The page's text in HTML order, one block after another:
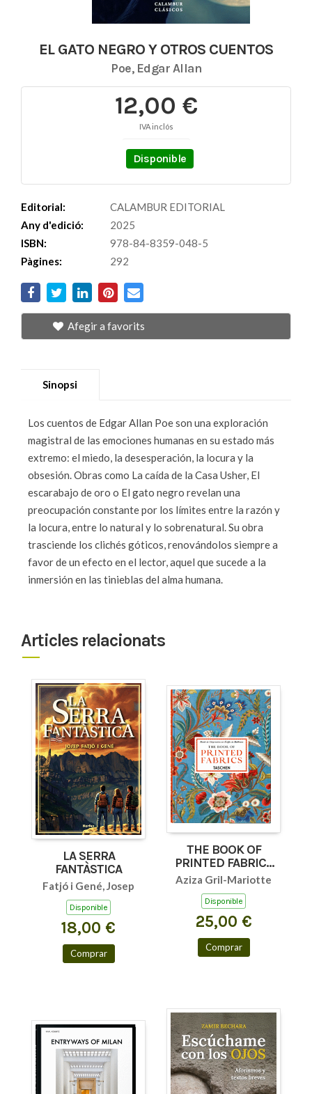
EL GATO NEGRO Y OTROS CUENTOS
Poe, Edgar Allan
12,00 €
IVA inclós
Disponible
Editorial:
CALAMBUR EDITORIAL
Any d'edició:
2025
ISBN:
978-84-8359-048-5
Pàgines:
292
Afegir a favorits
Sinopsi
Los cuentos de Edgar Allan Poe son una exploración
magistral de las emociones humanas en su estado más
extremo: el miedo, la desesperación, la locura y la
obsesión. Obras como La caída de la Casa Usher, El
escarabajo de oro o El gato negro revelan una
preocupación constante por los límites entre la razón y
la locura, entre lo natural y lo sobrenatural. Su obra
trasciende los clichés góticos, renovándolos siempre a
favor de un efecto en el lector, aquel que sucede a la
inmersión en las tinieblas del alma humana.
Articles relacionats
LA SERRA
FANTÀSTICA
Fatjó i Gené, Josep
Disponible
18,00 €
Comprar
THE BOOK OF
PRINTED FABRICS
45TH ED.
Aziza Gril-Mariotte
Disponible
25,00 €
Comprar